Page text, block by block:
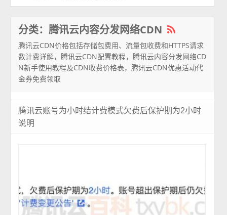
分类：腾讯云内容分发网络CDN
腾讯云CDN价格包括存储包费用、流量包收费和HTTPS请求
数计费详解，腾讯云CDN配置教程，腾讯云内容分发网络CD
N新手使用教程及CDN收费价格表，腾讯云CDN优惠活动代
金券免费领取
腾讯云账号为小时结计费模式欠费后保护期为2小时
说明